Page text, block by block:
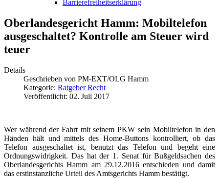
Barrierefreiheitserklärung
Oberlandesgericht Hamm: Mobiltelefon
ausgeschaltet? Kontrolle am Steuer wird
teuer
Details
Geschrieben von PM-EXT/OLG Hamm
Kategorie: Ratgeber Recht
Veröffentlicht: 02. Juli 2017
Wer während der Fahrt mit seinem PKW sein Mobiltelefon in den
Händen hält und mittels des Home-Buttons kontrolliert, ob das
Telefon ausgeschaltet ist, benutzt das Telefon und begeht eine
Ordnungswidrigkeit. Das hat der 1. Senat für Bußgeldsachen des
Oberlandesgerichts Hamm am 29.12.2016 entschieden und damit
das erstinstanzliche Urteil des Amtsgerichts Hamm bestätigt.